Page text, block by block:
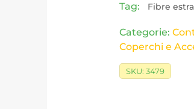
Tag: Fibre
Categorie:
Coperchi e
SKU:3479